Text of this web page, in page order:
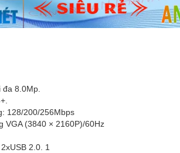
8.0Mp.
128/200/256Mbps
VGA (3840 × 2160P)/60Hz
2.0. 1